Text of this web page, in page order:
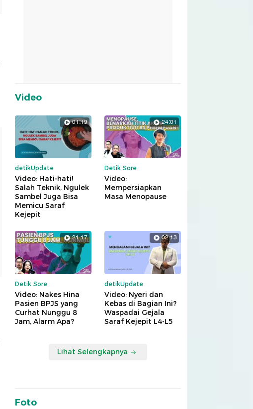
Video
01:19
detikUpdate
Video: Hati-hati!
Salah Teknik, Ngulek
Sambel Juga Bisa
Memicu Saraf
Kejepit
24:01
Detik Sore
Video:
Mempersiapkan
Masa Menopause
21:17
Detik Sore
Video: Nakes Hina
Pasien BPJS yang
Curhat Nunggu 8
Jam, Alarm Apa?
02:13
detikUpdate
Video: Nyeri dan
Kebas di Bagian Ini?
Waspadai Gejala
Saraf Kejepit L4-L5
Lihat Selengkapnya
Foto